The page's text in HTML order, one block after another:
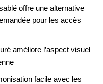
offre une alternative
pour les accès
améliore l’aspect visuel
facile avec les